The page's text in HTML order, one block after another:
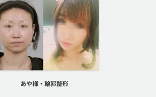
あや様・輪郭整形